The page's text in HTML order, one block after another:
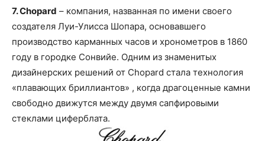
7. Chopard – компания, названная по имени своего
создателя Луи-Улисса Шопара, основавшего
производство карманных часов и хронометров в 1860
году в городке Сонвийе. Одним из знаменитых
дизайнерских решений от Chopard стала технология
«плавающих бриллиантов» , когда драгоценные камни
свободно движутся между двумя сапфировыми
стеклами циферблата.